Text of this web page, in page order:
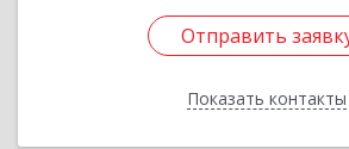
Отправить
Показать контакты
Отправить
Назад